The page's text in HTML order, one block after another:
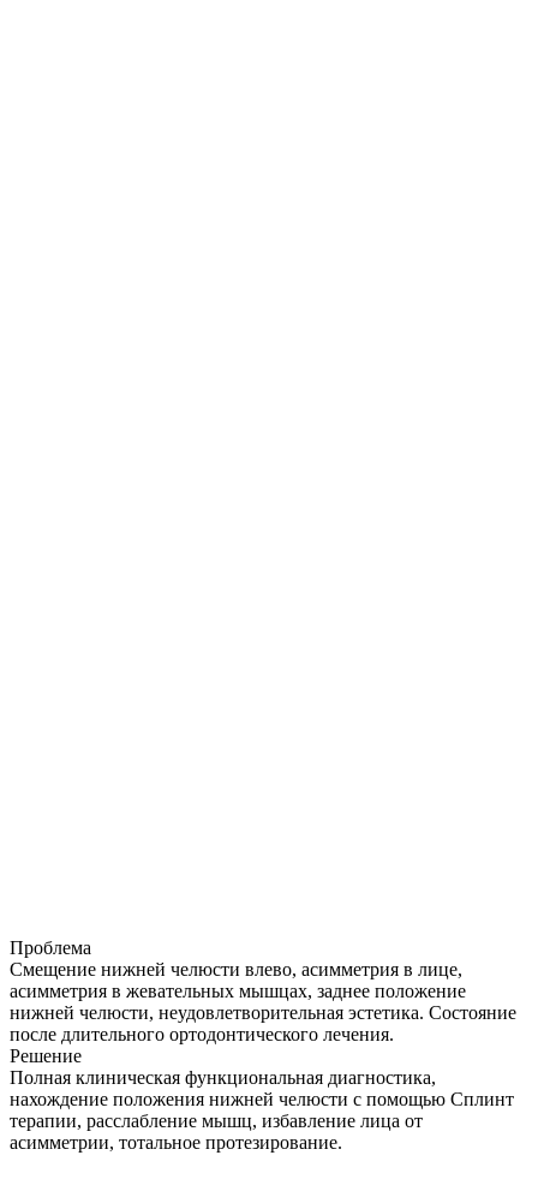
Проблема
Смещение нижней челюсти влево, асимметрия в лице,
асимметрия в жевательных мышцах, заднее положение
нижней челюсти, неудовлетворительная эстетика. Состояние
после длительного ортодонтического лечения.
Решение
Полная клиническая функциональная диагностика,
нахождение положения нижней челюсти с помощью Сплинт
терапии, расслабление мышц, избавление лица от
асимметрии, тотальное протезирование.